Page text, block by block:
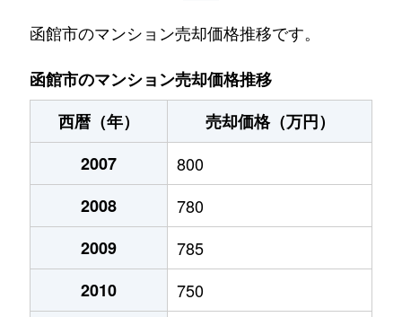
五稜郭町
520万円 五稜郭
末広町
230万円 十字街
末広町
240万円 十字街
千代台町
3,100万円
千代台町
2,400万円
富岡町
1,700万円
富岡町
590万円
函館市のマンション売却価格推移です。
函館市のマンション売却価格推移
西暦（年）
売却価格（万円）
2007
800
2008
780
2009
785
2010
750